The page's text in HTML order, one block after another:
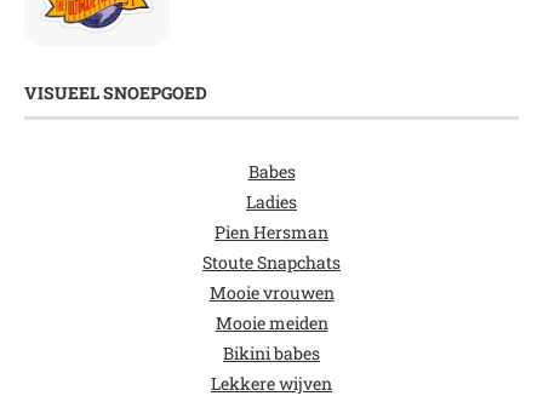
VISUEEL SNOEPGOED
Babes
Ladies
Pien Hersman
Stoute Snapchats
Mooie vrouwen
Mooie meiden
Bikini babes
Lekkere wijven